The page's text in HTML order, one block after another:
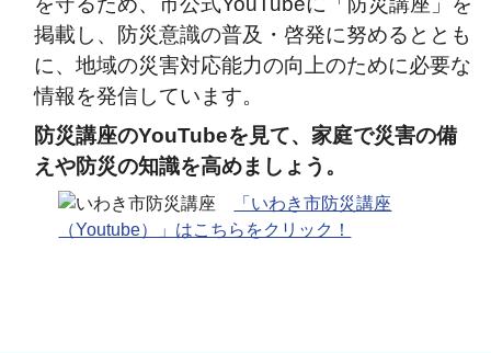
掲載し、防災意識の普及・啓発に努めるととも
に、地域の災害対応能力の向上のために必要な
情報を発信しています。
防災講座のYouTubeを見て、家庭で災害の備
えや防災の知識を高めましょう。
「いわき市防災講座
（Youtube）」はこちらをクリック！